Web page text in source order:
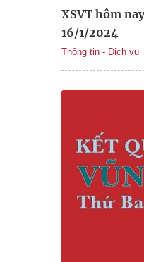
XSVT hôm
16/1/2024
Thông tin - Dịch vụ